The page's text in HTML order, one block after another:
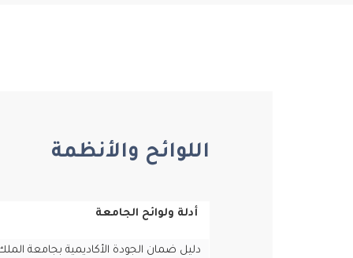
اللوائح والأنظمة
أدلة ولوائح الجامعة
دليل ضمان الجودة الأكاديمية بجامعة